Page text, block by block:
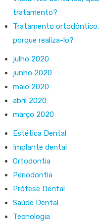
tratamento?
Tratamento ortodôntico.
porque realiza-lo?
julho 2020
junho 2020
maio 2020
abril 2020
março 2020
Estética Dental
Implante dental
Ortodontia
Periodontia
Prótese Dental
Saúde Dental
Tecnologia